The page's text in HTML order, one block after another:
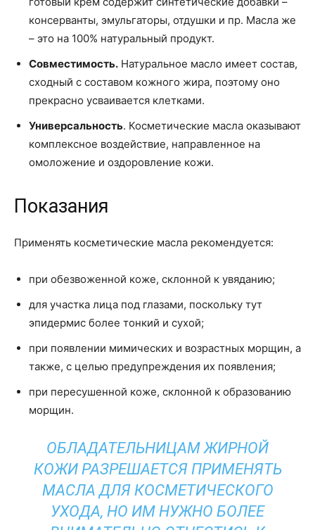
консерванты, эмульгаторы, отдушки и пр. Масла же
– это на 100% натуральный продукт.
Совместимость. Натуральное масло имеет состав,
сходный с составом кожного жира, поэтому оно
прекрасно усваивается клетками.
Универсальность. Косметические масла оказывают
комплексное воздействие, направленное на
омоложение и оздоровление кожи.
Показания
Применять косметические масла рекомендуется:
при обезвоженной коже, склонной к увяданию;
для участка лица под глазами, поскольку тут
эпидермис более тонкий и сухой;
при появлении мимических и возрастных морщин, а
также, с целью предупреждения их появления;
при пересушенной коже, склонной к образованию
морщин.
ОБЛАДАТЕЛЬНИЦАМ ЖИРНОЙ
КОЖИ РАЗРЕШАЕТСЯ ПРИМЕНЯТЬ
МАСЛА ДЛЯ КОСМЕТИЧЕСКОГО
УХОДА, НО ИМ НУЖНО БОЛЕЕ